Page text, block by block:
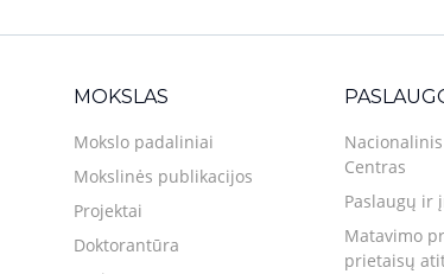
MOKSLAS
Mokslo padaliniai
Mokslinės publikacijos
Projektai
Doktorantūra
Centras
Paslaugų ir
Matavimo
prietaisų